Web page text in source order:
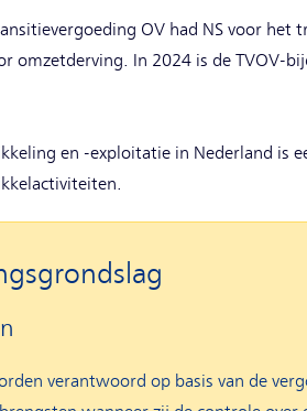
OV had NS voor het
omzetderving. In 2024 is de TVOV-
en -exploitatie in Nederland is
verantwoord op basis van de